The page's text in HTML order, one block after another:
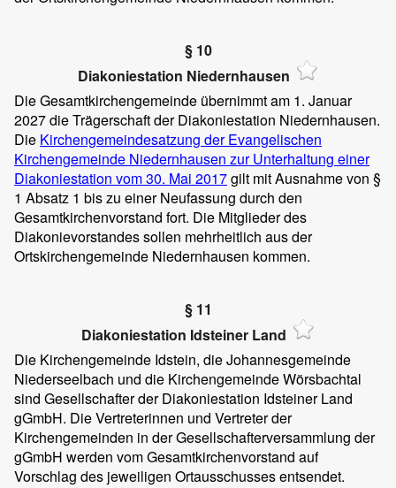
§ 10
Diakoniestation Niedernhausen
Die Gesamtkirchengemeinde übernimmt am 1. Januar
2027 die Trägerschaft der Diakoniestation Niedernhausen.
Die Kirchengemeindesatzung der Evangelischen
Kirchengemeinde Niedernhausen zur Unterhaltung einer
Diakoniestation vom 30. Mai 2017gilt mit Ausnahme von §
1 Absatz 1 bis zu einer Neufassung durch den
Gesamtkirchenvorstand fort. Die Mitglieder des
Diakonievorstandes sollen mehrheitlich aus der
Ortskirchengemeinde Niedernhausen kommen.
§ 11
Diakoniestation Idsteiner Land
Die Kirchengemeinde Idstein, die Johannesgemeinde
Niederseelbach und die Kirchengemeinde Wörsbachtal
sind Gesellschafter der Diakoniestation Idsteiner Land
gGmbH. Die Vertreterinnen und Vertreter der
Kirchengemeinden in der Gesellschafterversammlung der
gGmbH werden vom Gesamtkirchenvorstand auf
Vorschlag des jeweiligen Ortausschusses entsendet.